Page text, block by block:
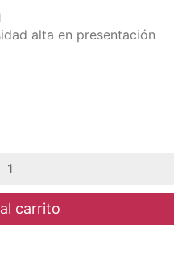
alta en presentación
carrito